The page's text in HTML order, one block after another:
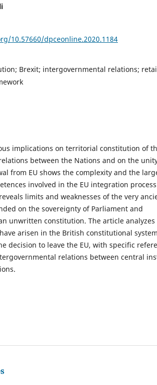
10.57660/dpceonline.2020.1184
Brexit; intergovernmental relations;
implications on territorial constitution of
between the Nations and on the
from EU shows the complexity and the
involved in the EU integration
limits and weaknesses of the very
on the sovereignty of Parliament and
unwritten constitution. The article analyzes
arisen in the British constitutional
decision to leave the EU, with specific
relations between central